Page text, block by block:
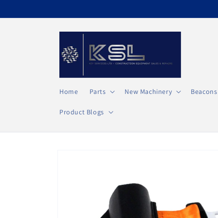
ai contenuti
Home Parts New Machinery Beacons
Product Blogs